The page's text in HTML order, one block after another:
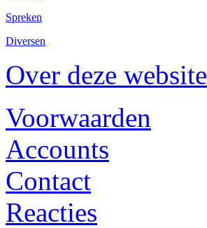
Spreken
Diversen
Over deze website
Voorwaarden
Accounts
Contact
Reacties